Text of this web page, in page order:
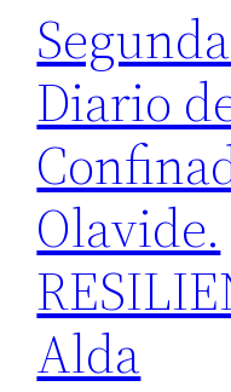
Diario
Olavide.
Alda